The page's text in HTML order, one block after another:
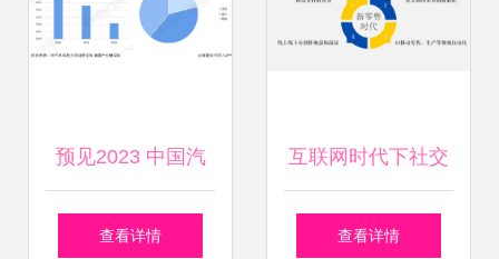
预见2023 中国汽
车维修行业全景图
查看详情
互联网时代下社交
电商新零售模式的
查看详情